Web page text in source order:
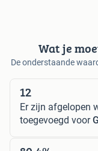
Wat je
De onderstaande
12
Er zijn afgelopen
toegevoegd voor